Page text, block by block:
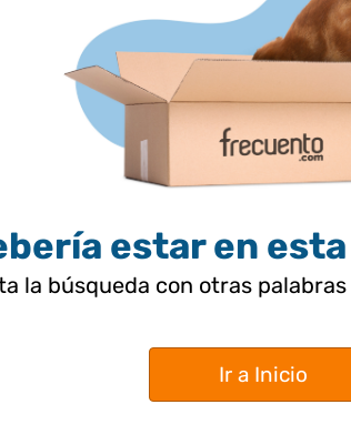
estar en
la búsqueda con otras
Ir a Inicio